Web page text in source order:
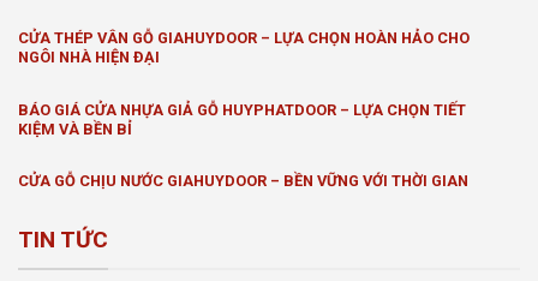
CỬA THÉP VÂN GỖ GIAHUYDOOR – LỰA CHỌN HOÀN HẢO CHO
NGÔI NHÀ HIỆN ĐẠI
BÁO GIÁ CỬA NHỰA GIẢ GỖ HUYPHATDOOR – LỰA CHỌN TIẾT
KIỆM VÀ BỀN BỈ
CỬA GỖ CHỊU NƯỚC GIAHUYDOOR – BỀN VỮNG VỚI THỜI GIAN
TIN TỨC